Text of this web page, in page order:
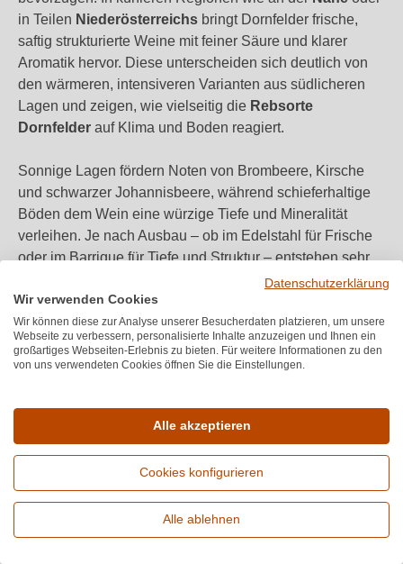
in Teilen Niederösterreichs bringt Dornfelder frische,
saftig strukturierte Weine mit feiner Säure und klarer
Aromatik hervor. Diese unterscheiden sich deutlich von
den wärmeren, intensiveren Varianten aus südlicheren
Lagen und zeigen, wie vielseitig die Rebsorte
Dornfelder auf Klima und Boden reagiert.
Sonnige Lagen fördern Noten von Brombeere, Kirsche
und schwarzer Johannisbeere, während schieferhaltige
Böden dem Wein eine würzige Tiefe und Mineralität
verleihen. Je nach Ausbau – ob im Edelstahl für Frische
oder im Barrique für Tiefe und Struktur – entstehen sehr
unterschiedliche Stilrichtungen. Besonders spannend:
Einige österreichische Winzer kombinieren Dornfelder
inzwischen mitBlaufränkischoderZweigelt, um Cuvées
mit regionalem Charakter und internationaler Finesse zu
erzeugen. Das verdeutlicht die Vielseitigkeit und
Aushängeschild der zeitgemäßen Rotweinkultur in
Österreich und Europa.
Weinbeschreibung Charakteristik
Im Glas präsentiert sich derDornfelder Rotwein
Erweiterte Suche
Datenschutzerklärung
Wir verwenden Cookies
Wir können diese zur Analyse unserer Besucherdaten platzieren, um unsere
Webseite zu verbessern, personalisierte Inhalte anzuzeigen und Ihnen ein
großartiges Webseiten-Erlebnis zu bieten. Für weitere Informationen zu den
von uns verwendeten Cookies öffnen Sie die Einstellungen.
Alle akzeptieren
Cookies konfigurieren
Alle ablehnen